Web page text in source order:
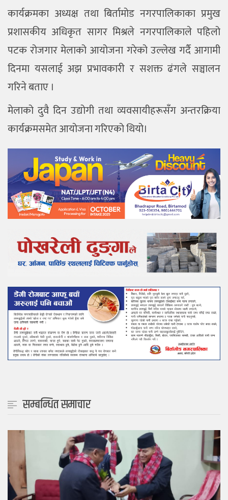
कार्यक्रमका अध्यक्ष तथा बिर्तामोड नगरपालिकाका प्रमुख
प्रशासकीय अधिकृत सागर मिश्रले नगरपालिकाले पहिलो
पटक रोजगार मेलाको आयोजना गरेको उल्लेख गर्दै आगामी
दिनमा यसलाई अझ प्रभावकारी र सशक्त ढंगले सञ्चालन
गरिने बताए ।
मेलाको दुवै दिन उद्योगी तथा व्यवसायीहरूसँग अन्तरक्रिया
कार्यक्रमसमेत आयोजना गरिएको थियो।
सम्बन्धित समाचार